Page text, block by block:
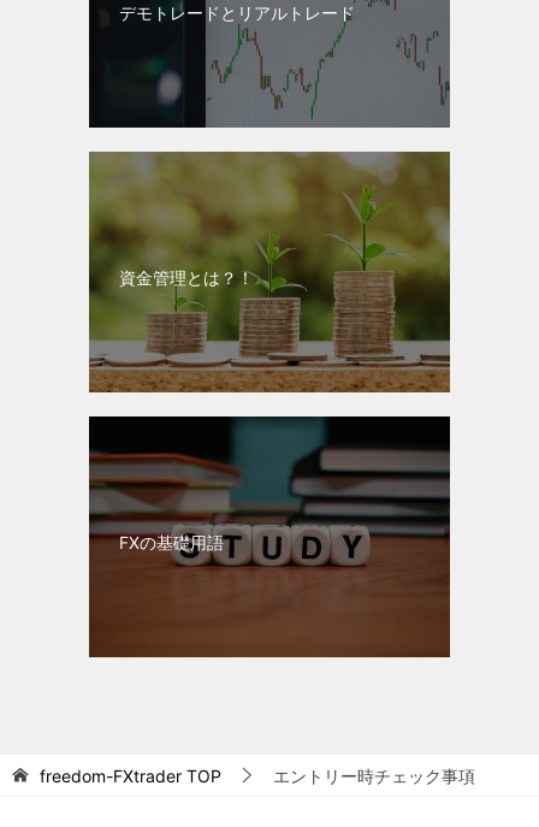
デモトレードとリアルトレード
資金管理とは？！
FXの基礎用語
freedom-FXtrader TOP エントリー時チェック事項